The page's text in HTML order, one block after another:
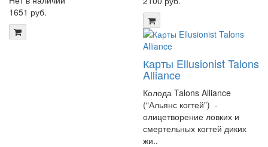
1651 руб.
Карты Ellusionist Talons
Alliance
Колода Talons Alliance
(“Альянс когтей”) -
олицетворение ловких и
смертельных когтей диких
жи..